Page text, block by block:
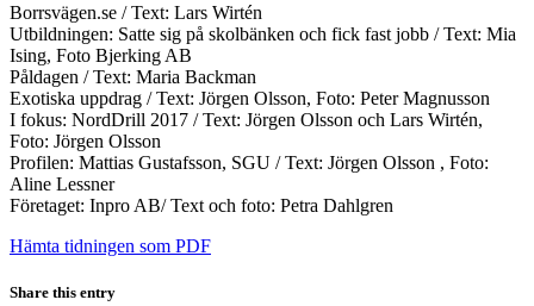
Borrsvägen.se / Text: Lars Wirtén
Utbildningen: Satte sig på skolbänken och fick fast jobb / Text: Mia
Ising, Foto Bjerking AB
Påldagen / Text: Maria Backman
Exotiska uppdrag / Text: Jörgen Olsson, Foto: Peter Magnusson
I fokus: NordDrill 2017 / Text: Jörgen Olsson och Lars Wirtén,
Foto: Jörgen Olsson
Profilen: Mattias Gustafsson, SGU / Text: Jörgen Olsson , Foto:
Aline Lessner
Företaget: Inpro AB/ Text och foto: Petra Dahlgren
Hämta tidningen som PDF
Share this entry